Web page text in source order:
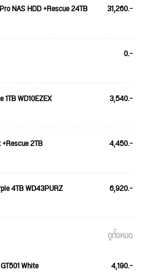
NAS HDD +Rescue 24TB 31,260.-
0.-
WD10EZEX 3,540.-
2TB 4,450.-
4TB WD43PURZ 6,920.-
ดูทั้งหมด
White 4,190.-